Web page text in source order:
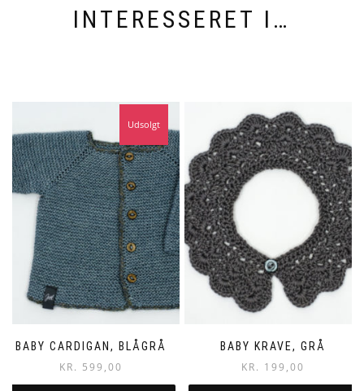
INTERESSERET I…
BABY CARDIGAN, BLÅGRÅ
KR. 599,00
Udsolgt
BABY KRAVE, GRÅ
KR. 199,00